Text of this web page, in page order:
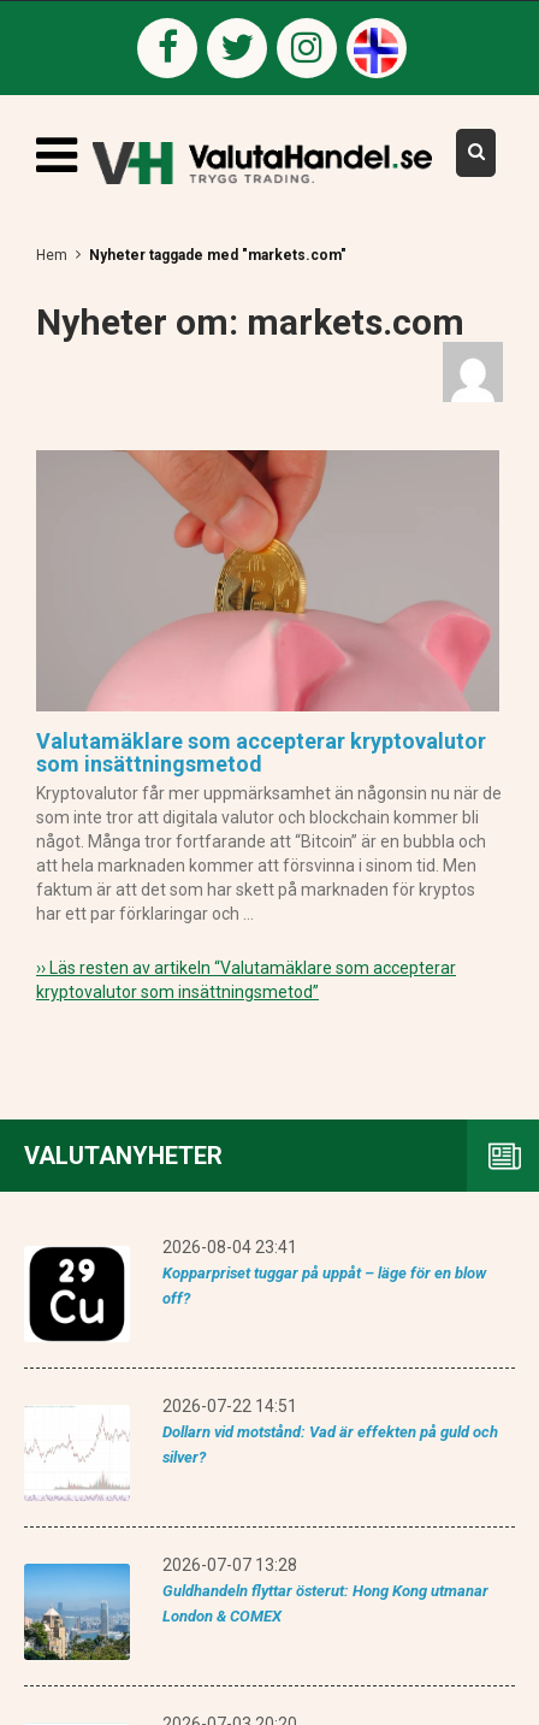
Hem Nyheter taggade med "markets.com"
Nyheter om: markets.com
Valutamäklare som accepterar kryptovalutor
som insättningsmetod
Kryptovalutor får mer uppmärksamhet än någonsin nu när de
som inte tror att digitala valutor och blockchain kommer bli
något. Många tror fortfarande att “Bitcoin” är en bubbla och
att hela marknaden kommer att försvinna i sinom tid. Men
faktum är att det som har skett på marknaden för kryptos
har ett par förklaringar och …
›› Läs resten av artikeln “Valutamäklare som accepterar
kryptovalutor som insättningsmetod”
VALUTANYHETER
2026-08-04 23:41
Kopparpriset tuggar på uppåt – läge för en blow
off?
2026-07-22 14:51
Dollarn vid motstånd: Vad är effekten på guld och
silver?
2026-07-07 13:28
Guldhandeln flyttar österut: Hong Kong utmanar
London & COMEX